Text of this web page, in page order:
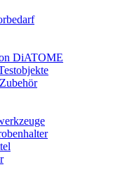
DiATOME